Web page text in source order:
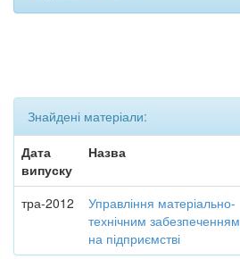
Знайдені матеріали:
Дата
випуску
Назва
тра-2012
Управління матеріально-
технічним забезпеченням
на підприємстві